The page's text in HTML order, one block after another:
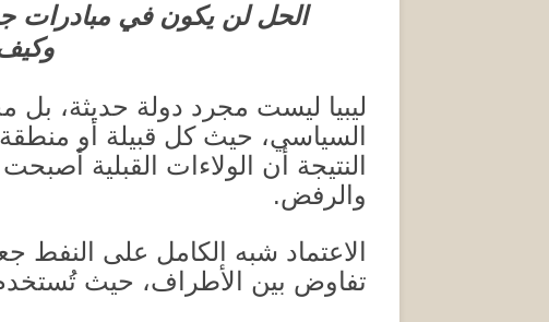
الحل لن يكون في مبادرات
ليبيا ليست مجرد دولة حديثة، بل
السياسي، حيث كل قبيلة أو
النتيجة أن الولاءات القبلية
والرفض.
الاعتماد شبه الكامل على النفط
تفاوض بين الأطراف، حيث تُستخدم